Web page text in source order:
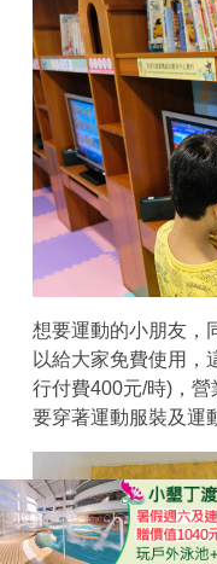
想要運動的小朋友，
以給大家免費使用，
行付費400元/時)，
要穿著運動服裝及運